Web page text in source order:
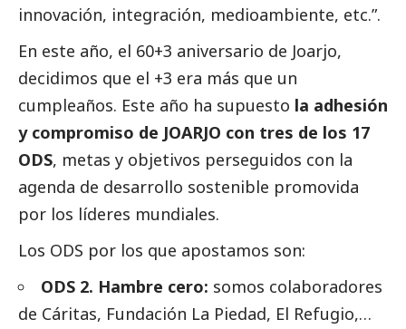
innovación, integración, medioambiente, etc.”.
En este año, el 60+3 aniversario de Joarjo,
decidimos que el +3 era más que un
cumpleaños. Este año ha supuesto la adhesión
y compromiso de JOARJO con tres de los 17
ODS, metas y objetivos perseguidos con la
agenda de desarrollo sostenible promovida
por los líderes mundiales.
Los ODS por los que apostamos son:
ODS 2. Hambre cero: somos colaboradores
de Cáritas, Fundación La Piedad, El Refugio,…